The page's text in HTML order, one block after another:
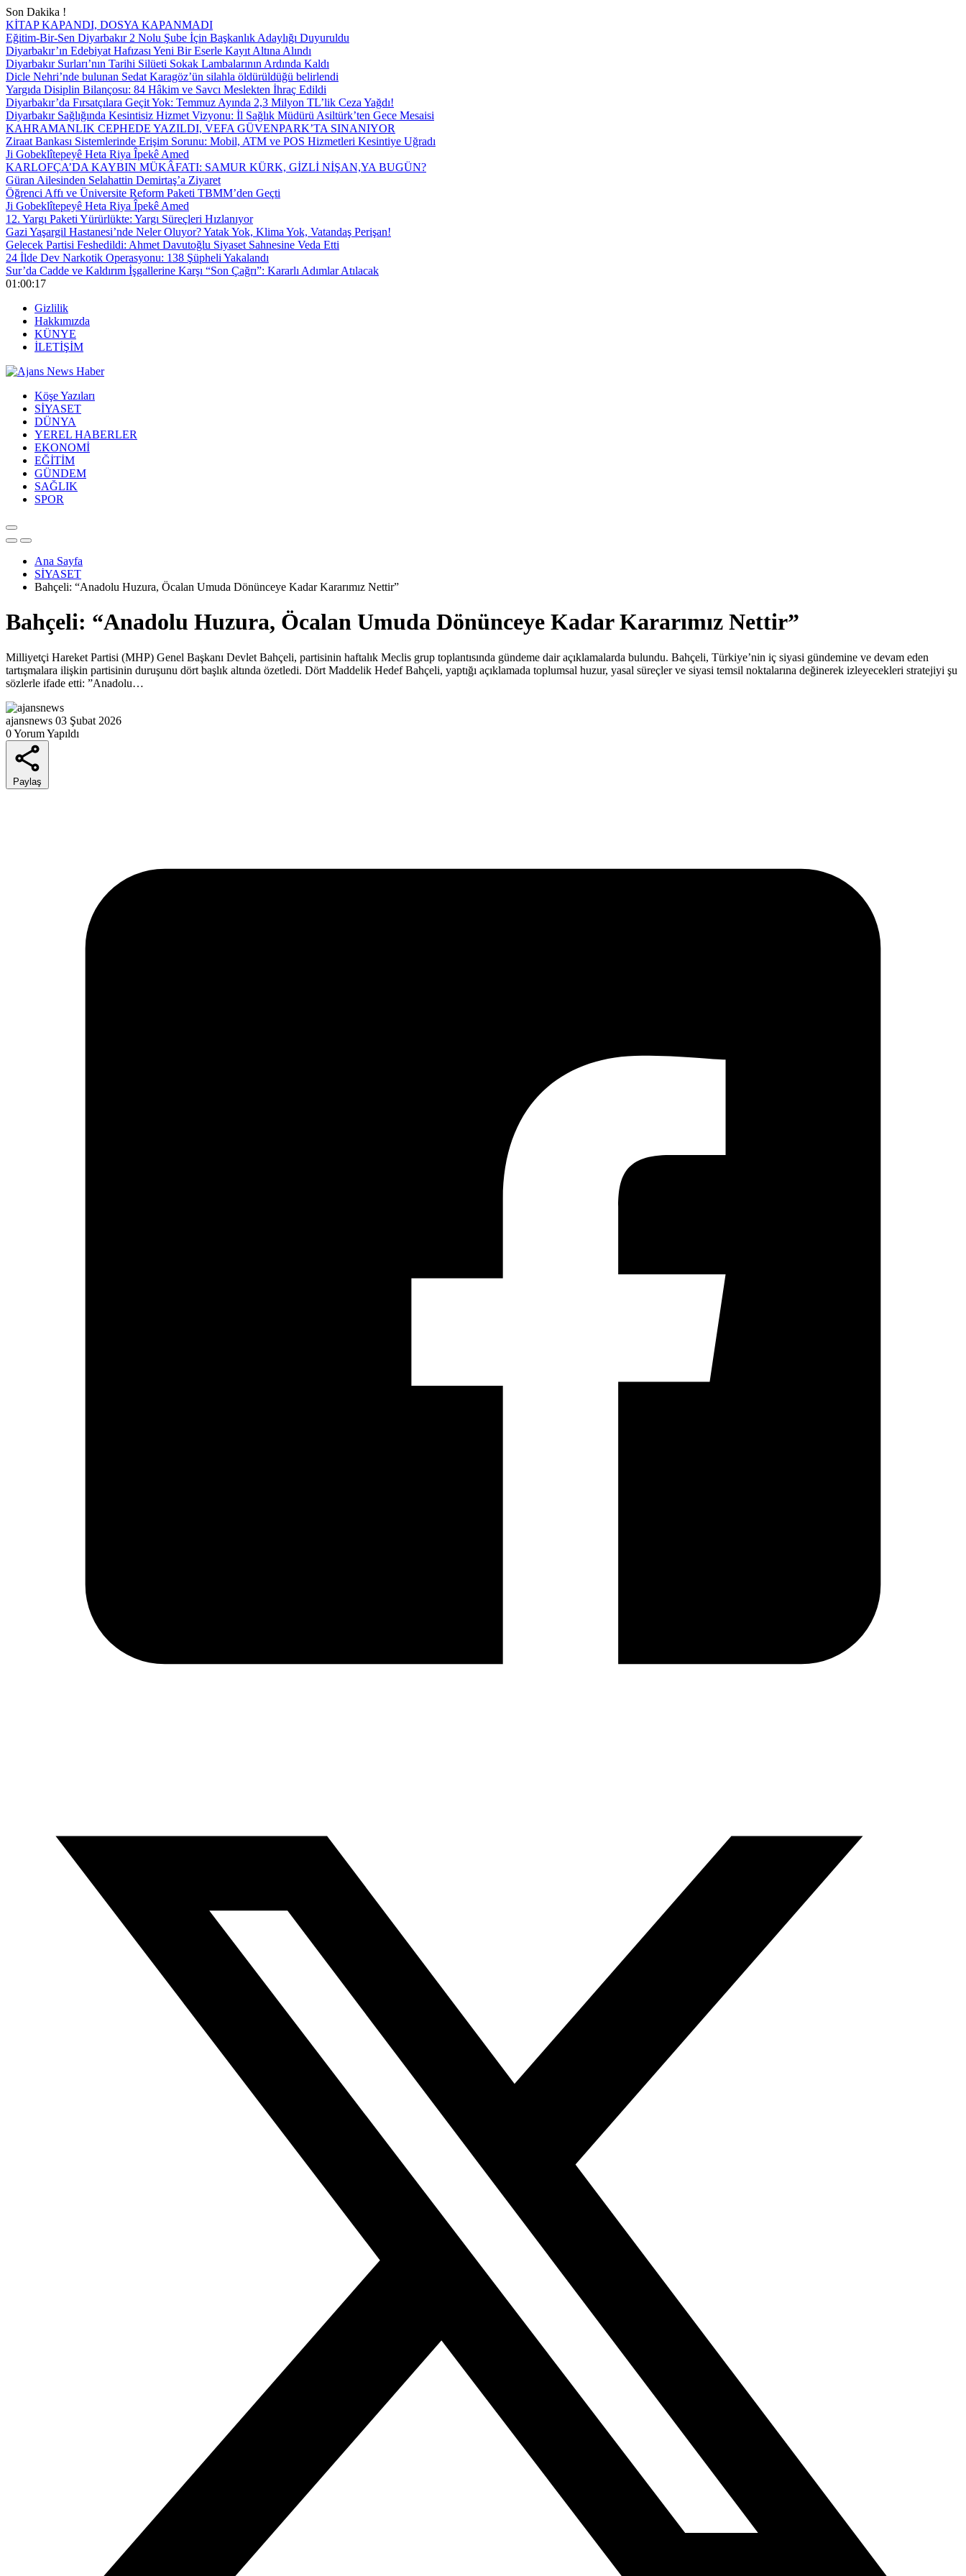
Son Dakika !
KİTAP KAPANDI, DOSYA KAPANMADI
Eğitim-Bir-Sen Diyarbakır 2 Nolu Şube İçin Başkanlık Adaylığı Duyuruldu
Diyarbakır’ın Edebiyat Hafızası Yeni Bir Eserle Kayıt Altına Alındı
Diyarbakır Surları’nın Tarihi Silüeti Sokak Lambalarının Ardında Kaldı
Dicle Nehri’nde bulunan Sedat Karagöz’ün silahla öldürüldüğü belirlendi
Yargıda Disiplin Bilançosu: 84 Hâkim ve Savcı Meslekten İhraç Edildi
Diyarbakır’da Fırsatçılara Geçit Yok: Temmuz Ayında 2,3 Milyon TL’lik Ceza Yağdı!
Diyarbakır Sağlığında Kesintisiz Hizmet Vizyonu: İl Sağlık Müdürü Asiltürk’ten Gece Mesaisi
KAHRAMANLIK CEPHEDE YAZILDI, VEFA GÜVENPARK’TA SINANIYOR
Ziraat Bankası Sistemlerinde Erişim Sorunu: Mobil, ATM ve POS Hizmetleri Kesintiye Uğradı
Ji Gobeklîtepeyê Heta Riya Îpekê Amed
KARLOFÇA’DA KAYBIN MÜKÂFATI: SAMUR KÜRK, GİZLİ NİŞAN,YA BUGÜN?
Güran Ailesinden Selahattin Demirtaş’a Ziyaret
Öğrenci Affı ve Üniversite Reform Paketi TBMM’den Geçti
Ji Gobeklîtepeyê Heta Riya Îpekê Amed
12. Yargı Paketi Yürürlükte: Yargı Süreçleri Hızlanıyor
Gazi Yaşargil Hastanesi’nde Neler Oluyor? Yatak Yok, Klima Yok, Vatandaş Perişan!
Gelecek Partisi Feshedildi: Ahmet Davutoğlu Siyaset Sahnesine Veda Etti
24 İlde Dev Narkotik Operasyonu: 138 Şüpheli Yakalandı
Sur’da Cadde ve Kaldırım İşgallerine Karşı “Son Çağrı”: Kararlı Adımlar Atılacak
01:00:18
Gizlilik
Hakkımızda
KÜNYE
İLETİŞİM
Köşe Yazıları
SİYASET
DÜNYA
YEREL HABERLER
EKONOMİ
EĞİTİM
GÜNDEM
SAĞLIK
SPOR
Ana Sayfa
SİYASET
Bahçeli: “Anadolu Huzura, Öcalan Umuda Dönünceye Kadar Kararımız Nettir”
Bahçeli: “Anadolu Huzura, Öcalan Umuda Dönünceye Kadar Kararımız Nettir”
Milliyetçi Hareket Partisi (MHP) Genel Başkanı Devlet Bahçeli, partisinin haftalık Meclis grup toplantısında gündeme dair açıklamalarda bulundu. Bahçeli, Türkiye’nin iç siyasi gündemine ve devam eden
tartışmalara ilişkin partisinin duruşunu dört başlık altında özetledi. ​Dört Maddelik Hedef ​Bahçeli, yaptığı açıklamada toplumsal huzur, yasal süreçler ve siyasi temsil noktalarına değinerek izleyecekleri stratejiyi şu
sözlerle ifade etti: ​”Anadolu…
ajansnews 03 Şubat 2026
0 Yorum Yapıldı
Paylaş